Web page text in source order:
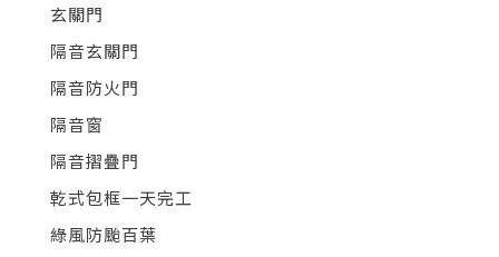
玄關門
隔音玄關門
隔音防火門
隔音窗
隔音摺疊門
乾式包框一天完工
綠風防颱百葉